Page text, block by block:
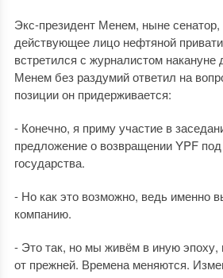
Экс-президент Менем, ныне сенатор,
действующее лицо нефтяной
встретился с журналистом накануне
Менем без раздумий ответил на
позиции он придерживается:
- Конечно, я приму участие в
предложение о возвращении YPF
государства.
- Но как это возможно, ведь именно
компанию.
- Это так, но мы живём в иную
от прежней. Времена меняются.